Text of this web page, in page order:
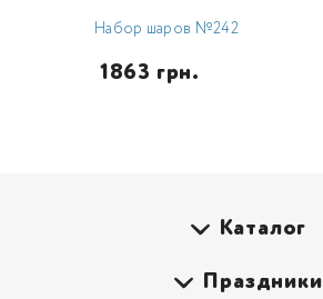
Набор шаров №242
1863 грн.
Каталог
Праздники